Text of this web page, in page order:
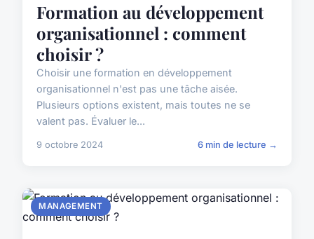
Formation au développement
organisationnel : comment
choisir ?
Choisir une formation en développement
organisationnel n'est pas une tâche aisée.
Plusieurs options existent, mais toutes ne se
valent pas. Évaluer le...
9 octobre 2024 6 min de lecture →
MANAGEMENT